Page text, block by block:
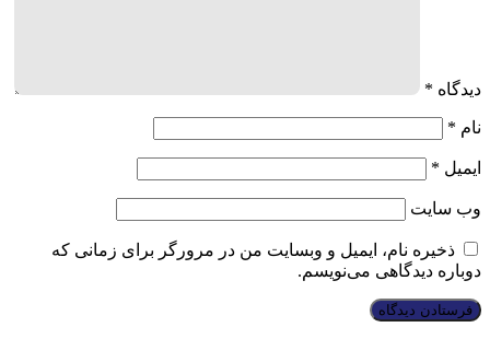
دیدگاه *
نام *
ایمیل *
وب‌ سایت
ذخیره نام، ایمیل و وبسایت من در مرورگر برای زمانی که
دوباره دیدگاهی می‌نویسم.